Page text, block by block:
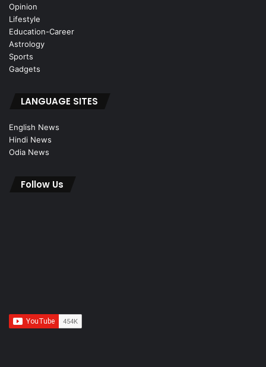
Opinion
Lifestyle
Education-Career
Astrology
Sports
Gadgets
LANGUAGE SITES
English News
Hindi News
Odia News
Follow Us